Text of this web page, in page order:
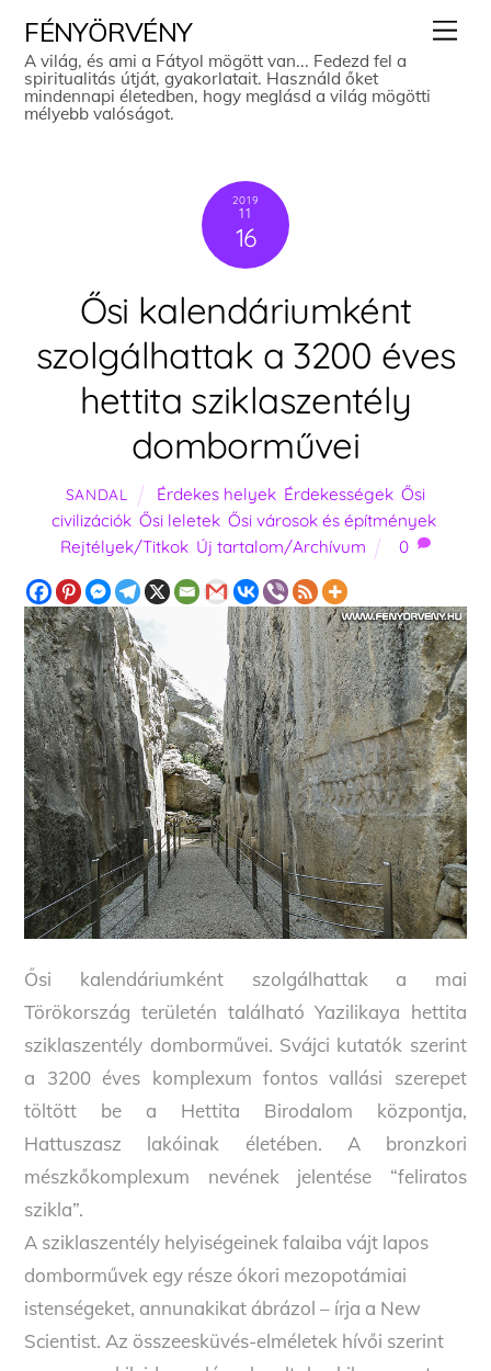
content
FÉNYÖRVÉNY
A világ, és ami a Fátyol mögött van... Fedezd fel a
spiritualitás útját, gyakorlatait. Használd őket
mindennapi életedben, hogy meglásd a világ mögötti
mélyebb valóságot.
2019
11
16
Ősi kalendáriumként
szolgálhattak a 3200 éves
hettita sziklaszentély
domborművei
SANDAL Érdekes helyek Érdekességek ,Ősi
civilizációk Ősi leletek Ősi városok és építmények
Rejtélyek/Titkok, Új tartalom/Archívum 0
Ősi kalendáriumként szolgálhattak a mai
Törökország területén található Yazilikaya hettita
sziklaszentély domborművei. Svájci kutatók szerint
a 3200 éves komplexum fontos vallási szerepet
töltött be a Hettita Birodalom központja,
Hattuszasz lakóinak életében. A bronzkori
mészkőkomplexum nevének jelentése “feliratos
szikla”.
A sziklaszentély helyiségeinek falaiba vájt lapos
domborművek egy része ókori mezopotámiai
istenségeket, annunakikat ábrázol – írja a New
Scientist. Az összeesküvés-elméletek hívői szerint